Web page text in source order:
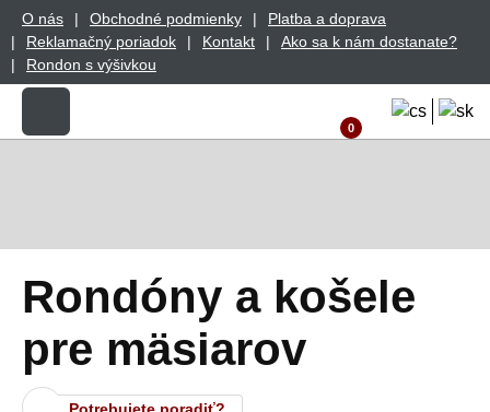
O nás Obchodné podmienky
Platba a doprava
Reklamačný poriadok
Kontakt
Ako sa k nám dostanate?
Rondon s výšivkou
0
Rondóny a košele
pre mäsiarov
Potrebujete poradiť?